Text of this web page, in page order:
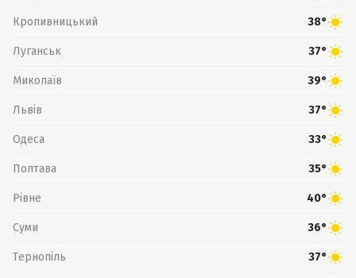
Кропивницький 38°
Луганськ 37°
Миколаїв 39°
Львів 37°
Одеса 33°
Полтава 35°
Рівне 40°
Суми 36°
Тернопіль 37°